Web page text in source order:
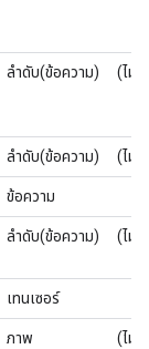
ลำดับ(ข้อความ) (ไม่มี
ลำดับ(ข้อความ) (ไม่มี
ข้อความ
ลำดับ(ข้อความ) (ไม่มี
เทนเซอร์
ภาพ (ไม่มี